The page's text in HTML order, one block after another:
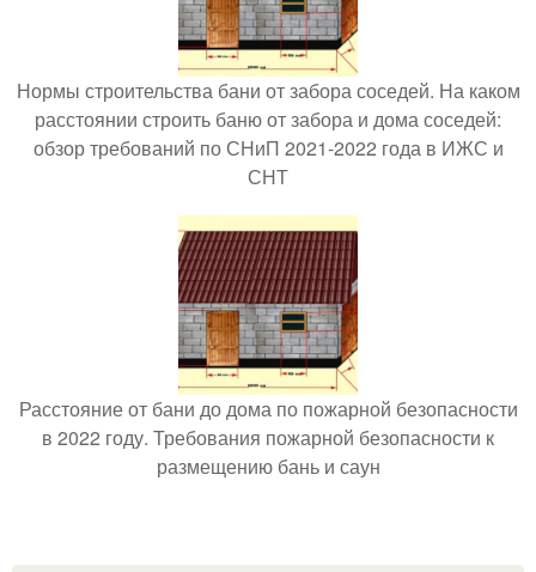
Нормы строительства бани от забора соседей. На каком
расстоянии строить баню от забора и дома соседей:
обзор требований по СНиП 2021-2022 года в ИЖС и
СНТ
Расстояние от бани до дома по пожарной безопасности
в 2022 году. Требования пожарной безопасности к
размещению бань и саун